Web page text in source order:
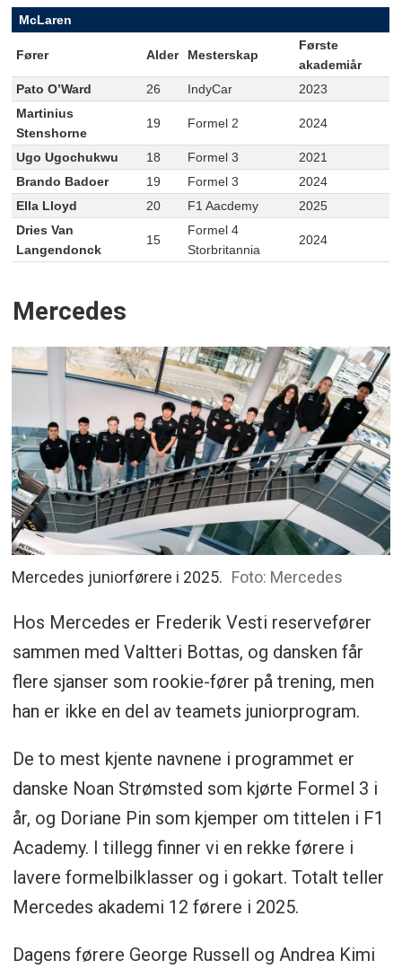
McLaren
Fører Alder Mesterskap
Første
akademiår
Pato O’Ward
26 IndyCar
2023
Martinius
Stenshorne
19 Formel 2 2024
Ugo Ugochukwu 18 Formel 3
2021
Brando Badoer
19 Formel 3
2024
Ella Lloyd
20 F1 Aacdemy
2025
Dries Van
Langendonck
15
Formel 4
Storbritannia
2024
Mercedes
Mercedes juniorførere i 2025. Foto: Mercedes
Hos Mercedes er Frederik Vesti reservefører
sammen med Valtteri Bottas, og dansken får
flere sjanser som rookie-fører på trening, men
han er ikke en del av teamets juniorprogram.
De to mest kjente navnene i programmet er
danske Noan Strømsted som kjørte Formel 3 i
år, og Doriane Pin som kjemper om tittelen i F1
Academy. I tillegg finner vi en rekke førere i
lavere formelbilklasser og i gokart. Totalt teller
Mercedes akademi 12 førere i 2025.
Dagens førere George Russell og Andrea Kimi